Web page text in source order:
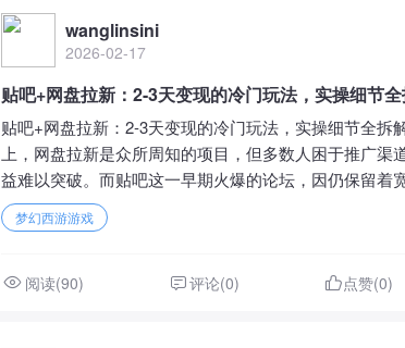
wanglinsini
2026-02-17
贴吧+网盘拉新：2-3天变现的冷门玩法，实操细节
贴吧+网盘拉新：2-3天变现的冷门玩法，实操细节全拆
上，网盘拉新是众所周知的项目，但多数人困于推广
益难以突破。而贴吧这一早期火爆的论坛，因仍保留着
梦幻西游游戏
阅读(90) 评论(0) 点赞(0)